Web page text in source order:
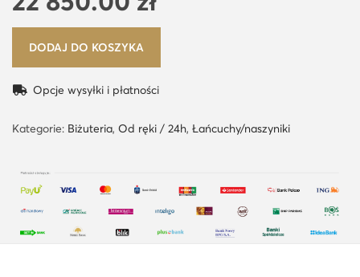
DODAJ DO KOSZYKA
Opcje wysyłki i płatności
Kategorie: Biżuteria, Od ręki / 24h, Łańcuchy/naszyniki